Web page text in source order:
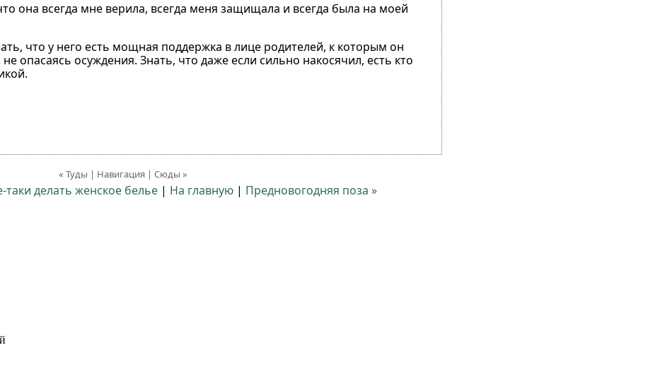
она всегда мне верила, всегда меня защищала и всегда была на моей
что у него есть мощная поддержка в лице родителей, к которым он
опасаясь осуждения. Знать, что даже если сильно накосячил, есть кто
« Туды | Навигация | Сюды »
делать женское белье| На главную| Предновогодняя поза »